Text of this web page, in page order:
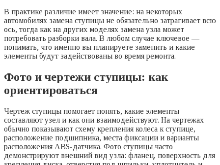
В практике различие имеет значение: на некоторых
автомобилях замена ступицы не обязательно затрагивает всю
ось, тогда как на других моделях замена узла может
потребовать разборки вала. В любом случае ключевое —
понимать, что именно вы планируете заменить и какие
элементы будут задействованы во время ремонта.
Фото и чертежи ступицы: как
ориентироваться
Чертеж ступицы помогает понять, какие элементы
составляют узел и как они взаимодействуют. На чертежах
обычно показывают схему крепления колеса к ступице,
расположение подшипника, места фиксации и варианты
расположения ABS-датчика. Фото ступицы часто
демонстрируют внешний вид узла: фланец, поверхность для